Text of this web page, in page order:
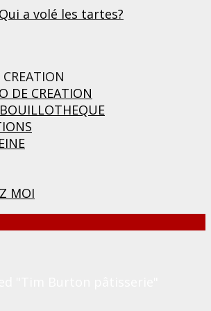
DE CREATION
MOI